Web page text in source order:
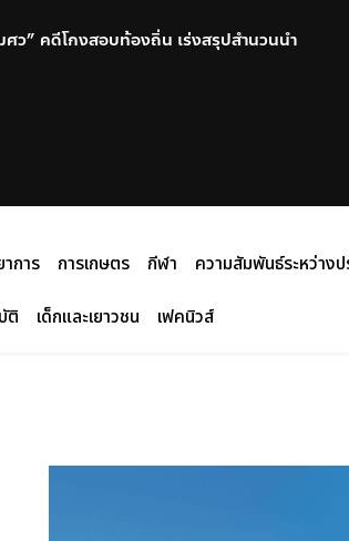
” คดีโกงสอบท้องถิ่น เร่งสรุปสำนวนนำ
การ การเกษตร กีฬา
ความสัมพันธ์ระหว่างป
ติ เด็กและเยาวชน เฟคนิวส์